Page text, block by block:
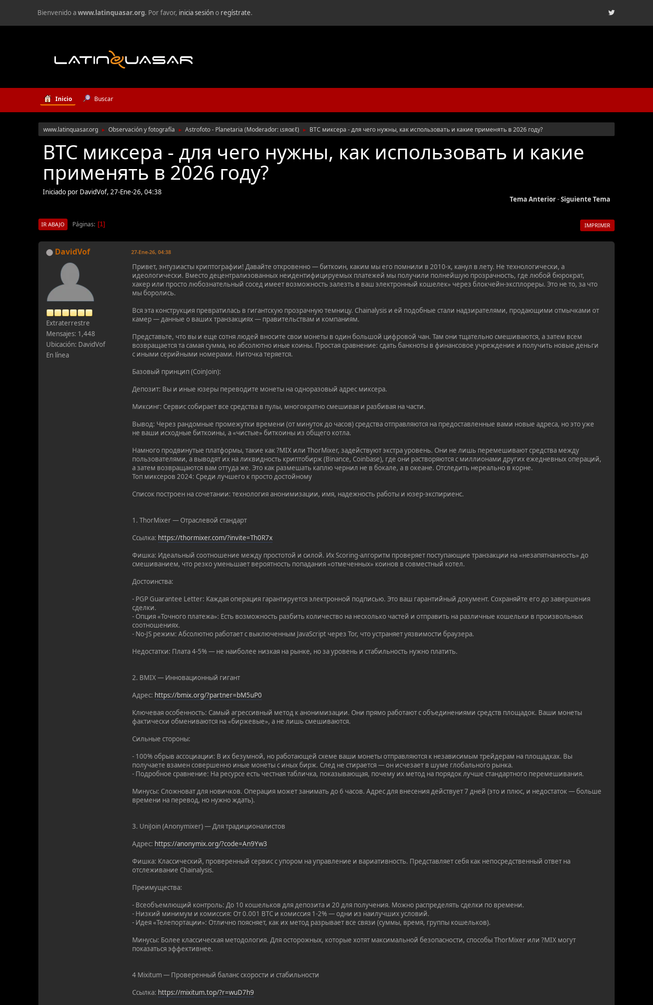
Bienvenido awww.latinquasar.org. Por favor, inicia sesióno regístrate.
Inicio Buscar
www.latinquasar.org ► Observación y fotografía ► Astrofoto - Planetaria (Moderador: ιѕяαєℓ) ► BTC миксера - для чего нужны, как использовать и какие применять в 2026 году?
BTC миксера - для чего нужны, как использовать и какие
применять в 2026 году?
Iniciado por DavidVof, 27-Ene-26, 04:38
Tema Anterior-Siguiente Tema
IMPRIMIR
IR ABAJO Páginas 1
DavidVof
Extraterrestre
Mensajes: 1,448
Ubicación: DavidVof
En línea
27-Ene-26, 04:38
Привет, энтузиасты криптографии! Давайте откровенно — биткоин, каким мы его помнили в 2010-х, канул в лету. Не технологически, а
идеологически. Вместо децентрализованных неидентифицируемых платежей мы получили полнейшую прозрачность, где любой бюрократ,
хакер или просто любознательный сосед имеет возможность залезть в ваш электронный кошелек» через блокчейн-эксплореры. Это не то, за что
мы боролись.
Вся эта конструкция превратилась в гигантскую прозрачную темницу. Chainalysis и ей подобные стали надзирателями, продающими отмычками от
камер — данные о ваших транзакциях — правительствам и компаниям.
Представьте, что вы и еще сотня людей вносите свои монеты в один большой цифровой чан. Там они тщательно смешиваются, а затем всем
возвращается та самая сумма, но абсолютно иные коины. Простая сравнение: сдать банкноты в финансовое учреждение и получить новые деньги
с иными серийными номерами. Ниточка теряется.
Базовый принцип (CoinJoin):
Депозит: Вы и иные юзеры переводите монеты на одноразовый адрес миксера.
Миксинг: Сервис собирает все средства в пулы, многократно смешивая и разбивая на части.
Вывод: Через рандомные промежутки времени (от минуток до часов) средства отправляются на предоставленные вами новые адреса, но это уже
не ваши исходные биткоины, а «чистые» биткоины из общего котла.
Намного продвинутые платформы, такие как ?MIX или ThorMixer, задействуют экстра уровень. Они не лишь перемешивают средства между
пользователями, а выводят их на ликвидность криптобирж (Binance, Coinbase), где они растворяются с миллионами других ежедневных операций,
а затем возвращаются вам оттуда же. Это как размешать каплю чернил не в бокале, а в океане. Отследить нереально в корне.
Топ миксеров 2024: Среди лучшего к просто достойному
Список построен на сочетании: технология анонимизации, имя, надежность работы и юзер-экспириенс.
1. ThorMixer — Отраслевой стандарт
Ссылка: https://thormixer.com/?invite=Th0R7x
Фишка: Идеальный соотношение между простотой и силой. Их Scoring-алгоритм проверяет поступающие транзакции на «незапятнанность» до
смешиванием, что резко уменьшает вероятность попадания «отмеченных» коинов в совместный котел.
Достоинства:
- PGP Guarantee Letter: Каждая операция гарантируется электронной подписью. Это ваш гарантийный документ. Сохраняйте его до завершения
сделки.
- Опция «Точного платежа»: Есть возможность разбить количество на несколько частей и отправить на различные кошельки в произвольных
соотношениях.
- No-JS режим: Абсолютно работает с выключенным JavaScript через Tor, что устраняет уязвимости браузера.
Недостатки: Плата 4-5% — не наиболее низкая на рынке, но за уровень и стабильность нужно платить.
2. BMIX — Инновационный гигант
Адрес: https://bmix.org/?partner=bM5uP0
Ключевая особенность: Самый агрессивный метод к анонимизации. Они прямо работают с объединениями средств площадок. Ваши монеты
фактически обмениваются на «биржевые», а не лишь смешиваются.
Сильные стороны:
- 100% обрыв ассоциации: В их безумной, но работающей схеме ваши монеты отправляются к независимым трейдерам на площадках. Вы
получаете взамен совершенно иные монеты с иных бирж. След не стирается — он исчезает в шуме глобального рынка.
- Подробное сравнение: На ресурсе есть честная табличка, показывающая, почему их метод на порядок лучше стандартного перемешивания.
Минусы: Сложноват для новичков. Операция может занимать до 6 часов. Адрес для внесения действует 7 дней (это и плюс, и недостаток — больше
времени на перевод, но нужно ждать).
3. UniJoin (Anonymixer) — Для традиционалистов
Адрес: https://anonymix.org/?code=An9Yw3
Фишка: Классический, проверенный сервис с упором на управление и вариативность. Представляет себя как непосредственный ответ на
отслеживание Chainalysis.
Преимущества:
- Всеобъемлющий контроль: До 10 кошельков для депозита и 20 для получения. Можно распределять сделки по времени.
- Низкий минимум и комиссия: От 0.001 BTC и комиссия 1-2% — одни из наилучших условий.
- Идея «Телепортации»: Отлично поясняет, как их метод разрывает все связи (суммы, время, группы кошельков).
Минусы: Более классическая методология. Для осторожных, которые хотят максимальной безопасности, способы ThorMixer или ?MIX могут
показаться эффективнее.
4 Mixitum — Проверенный баланс скорости и стабильности
Ссылка: https://mixitum.top/?r=wuD7h9